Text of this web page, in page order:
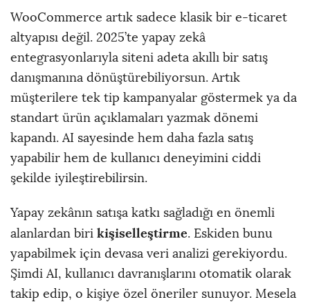
WooCommerce artık sadece klasik bir e-ticaret
altyapısı değil. 2025’te yapay zekâ
entegrasyonlarıyla siteni adeta akıllı bir satış
danışmanına dönüştürebiliyorsun. Artık
müşterilere tek tip kampanyalar göstermek ya da
standart ürün açıklamaları yazmak dönemi
kapandı. AI sayesinde hem daha fazla satış
yapabilir hem de kullanıcı deneyimini ciddi
şekilde iyileştirebilirsin.
Yapay zekânın satışa katkı sağladığı en önemli
alanlardan biri kişiselleştirme. Eskiden bunu
yapabilmek için devasa veri analizi gerekiyordu.
Şimdi AI, kullanıcı davranışlarını otomatik olarak
takip edip, o kişiye özel öneriler sunuyor. Mesela